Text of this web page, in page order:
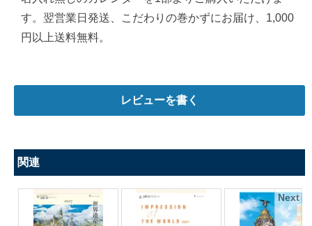
す。翌営業日発送、こだわりの巻かずにお届け、1,000
円以上送料無料。
レビューを書く
関連
Next